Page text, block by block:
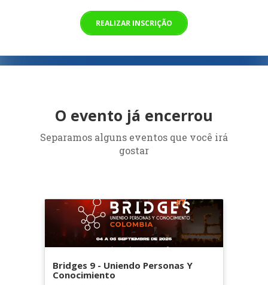
REALIZAR INSCRIÇÃO
O evento já encerrou
Separamos alguns eventos que você irá
gostar
Bridges 9 - Uniendo Personas Y
Conocimiento